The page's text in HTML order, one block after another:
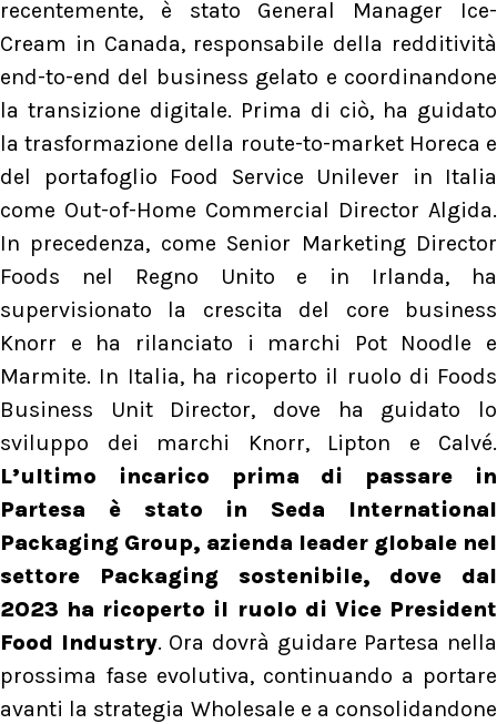
recentemente, è stato General Manager Ice-
Cream in Canada, responsabile della redditività
end-to-end del business gelato e coordinandone
la transizione digitale. Prima di ciò, ha guidato
la trasformazione della route-to-market Horeca e
del portafoglio Food Service Unilever in Italia
come Out-of-Home Commercial Director Algida.
In precedenza, come Senior Marketing Director
Foods nel Regno Unito e in Irlanda, ha
supervisionato la crescita del core business
Knorr e ha rilanciato i marchi Pot Noodle e
Marmite. In Italia, ha ricoperto il ruolo di Foods
Business Unit Director, dove ha guidato lo
sviluppo dei marchi Knorr, Lipton e Calvé.
L’ultimo incarico prima di passare in
Partesa è stato in Seda International
Packaging Group, azienda leader globale nel
settore Packaging sostenibile, dove dal
2023 ha ricoperto il ruolo di Vice President
Food Industry. Ora dovrà guidare Partesa nella
prossima fase evolutiva, continuando a portare
avanti la strategia Wholesale e a consolidandone